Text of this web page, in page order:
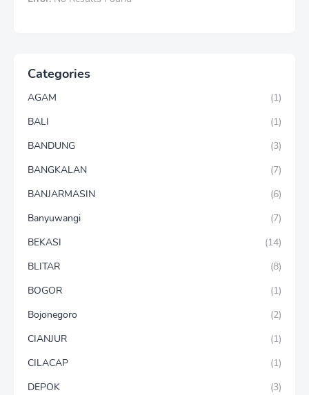
Categories
AGAM
(1)
BALI
(1)
BANDUNG
(3)
BANGKALAN
(7)
BANJARMASIN
(6)
Banyuwangi
(7)
BEKASI
(14)
BLITAR
(8)
BOGOR
(1)
Bojonegoro
(2)
CIANJUR
(1)
CILACAP
(1)
DEPOK
(3)